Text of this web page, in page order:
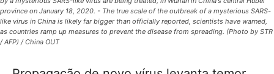
province on January 18, 2020. - The true scale of the outbreak of a mysterious SARS-
like virus in China is likely far bigger than officially reported, scientists have warned,
as countries ramp up measures to prevent the disease from spreading. (Photo by STR
/ AFP) / China OUT